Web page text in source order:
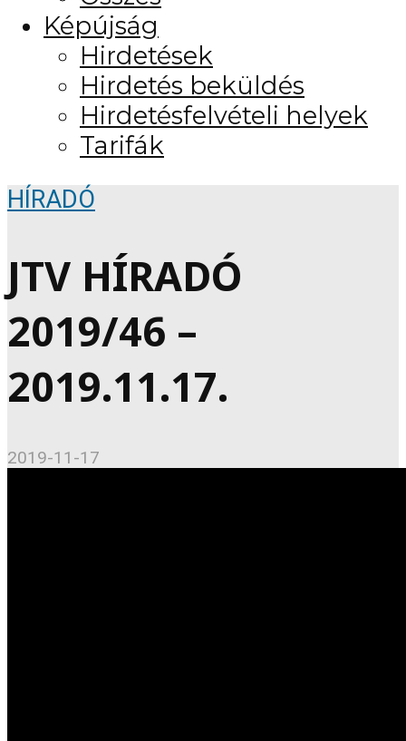
Képújság
Hirdetések
Hirdetés beküldés
Hirdetésfelvételi helyek
Tarifák
HÍRADÓ
JTV HÍRADÓ
2019/46 –
2019.11.17.
2019-11-17